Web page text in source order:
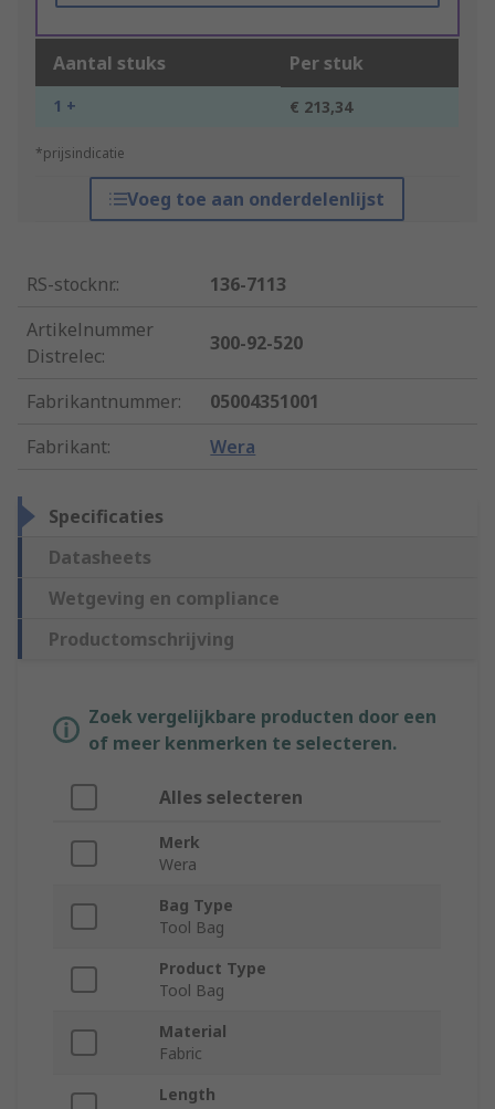
Aantal stuks Per stuk
1 + € 213,34
*prijsindicatie
Voeg toe aan onderdelenlijst
RS-stocknr.:
136-7113
Artikelnummer
Distrelec:
300-92-520
Fabrikantnummer:
05004351001
Fabrikant: Wera
Specificaties
Datasheets
Wetgeving en compliance
Productomschrijving
Zoek vergelijkbare producten door een
of meer kenmerken te selecteren.
Alles selecteren
Merk
Wera
Bag Type
Tool Bag
Product Type
Tool Bag
Material
Fabric
Length